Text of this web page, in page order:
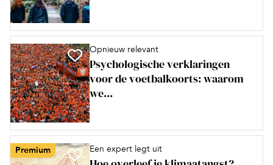
Opnieuw relevant
Psychologische verklaringen
voor de voetbalkoorts: waarom
we...
Premium Een expert legt uit